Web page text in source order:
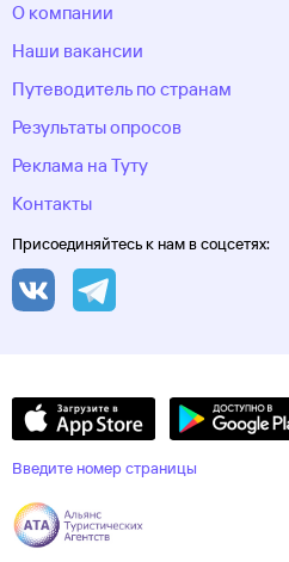
О компании
Наши вакансии
Путеводитель по странам
Результаты опросов
Реклама на Туту
Контакты
Присоединяйтесь к нам в соцсетях:
Введите номер страницы